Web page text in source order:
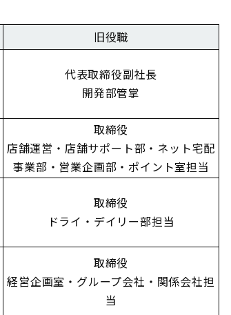
旧役職
代表取締役副社長
開発部管掌
取締役
店舗運営・店舗サポート部・ネット宅配
事業部・営業企画部・ポイント室担当
取締役
ドライ・デイリー部担当
取締役
経営企画室・グループ会社・関係会社担
当